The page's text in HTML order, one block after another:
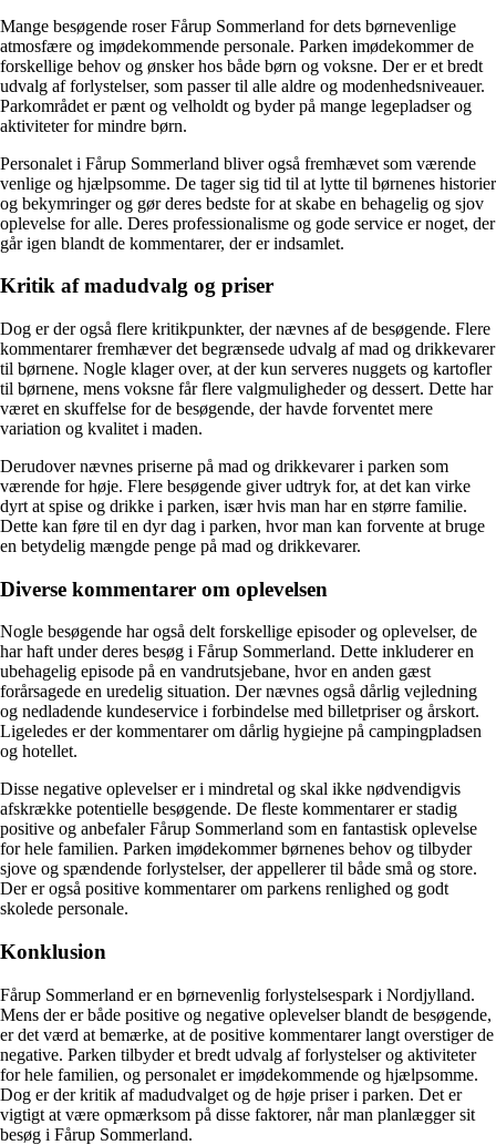
Mange besøgende roser Fårup Sommerland for dets børnevenlige
atmosfære og imødekommende personale. Parken imødekommer de
forskellige behov og ønsker hos både børn og voksne. Der er et bredt
udvalg af forlystelser, som passer til alle aldre og modenhedsniveauer.
Parkområdet er pænt og velholdt og byder på mange legepladser og
aktiviteter for mindre børn.
Personalet i Fårup Sommerland bliver også fremhævet som værende
venlige og hjælpsomme. De tager sig tid til at lytte til børnenes historier
og bekymringer og gør deres bedste for at skabe en behagelig og sjov
oplevelse for alle. Deres professionalisme og gode service er noget, der
går igen blandt de kommentarer, der er indsamlet.
Kritik af madudvalg og priser
Dog er der også flere kritikpunkter, der nævnes af de besøgende. Flere
kommentarer fremhæver det begrænsede udvalg af mad og drikkevarer
til børnene. Nogle klager over, at der kun serveres nuggets og kartofler
til børnene, mens voksne får flere valgmuligheder og dessert. Dette har
været en skuffelse for de besøgende, der havde forventet mere
variation og kvalitet i maden.
Derudover nævnes priserne på mad og drikkevarer i parken som
værende for høje. Flere besøgende giver udtryk for, at det kan virke
dyrt at spise og drikke i parken, især hvis man har en større familie.
Dette kan føre til en dyr dag i parken, hvor man kan forvente at bruge
en betydelig mængde penge på mad og drikkevarer.
Diverse kommentarer om oplevelsen
Nogle besøgende har også delt forskellige episoder og oplevelser, de
har haft under deres besøg i Fårup Sommerland. Dette inkluderer en
ubehagelig episode på en vandrutsjebane, hvor en anden gæst
forårsagede en uredelig situation. Der nævnes også dårlig vejledning
og nedladende kundeservice i forbindelse med billetpriser og årskort.
Ligeledes er der kommentarer om dårlig hygiejne på campingpladsen
og hotellet.
Disse negative oplevelser er i mindretal og skal ikke nødvendigvis
afskrække potentielle besøgende. De fleste kommentarer er stadig
positive og anbefaler Fårup Sommerland som en fantastisk oplevelse
for hele familien. Parken imødekommer børnenes behov og tilbyder
sjove og spændende forlystelser, der appellerer til både små og store.
Der er også positive kommentarer om parkens renlighed og godt
skolede personale.
Konklusion
Fårup Sommerland er en børnevenlig forlystelsespark i Nordjylland.
Mens der er både positive og negative oplevelser blandt de besøgende,
er det værd at bemærke, at de positive kommentarer langt overstiger de
negative. Parken tilbyder et bredt udvalg af forlystelser og aktiviteter
for hele familien, og personalet er imødekommende og hjælpsomme.
Dog er der kritik af madudvalget og de høje priser i parken. Det er
vigtigt at være opmærksom på disse faktorer, når man planlægger sit
besøg i Fårup Sommerland.